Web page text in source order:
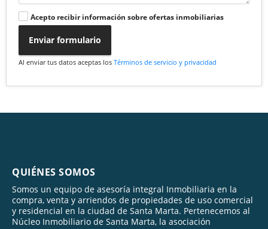
Acepto recibir información sobre ofertas inmobiliarias
Enviar formulario
Al enviar tus datos aceptas los Términos de servicio y privacidad
QUIÉNES SOMOS
Somos un equipo de asesoría integral Inmobiliaria en la
compra, venta y arriendos de propiedades de uso comercial
y residencial en la ciudad de Santa Marta. Pertenecemos al
Núcleo Inmobiliario de Santa Marta, la asociación